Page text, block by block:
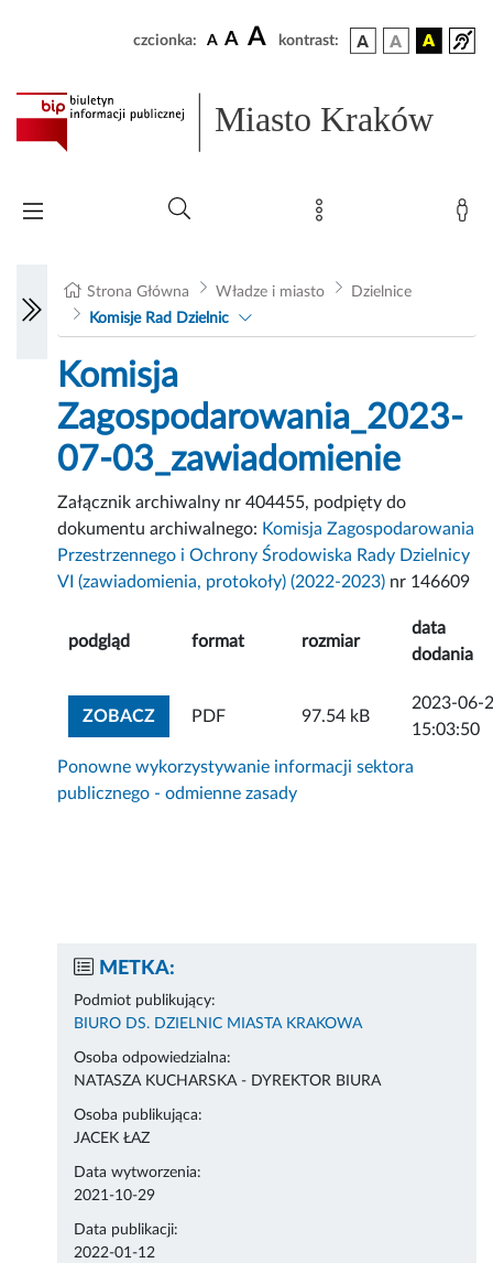
czcionka: A A A kontrast:
Miasto Kraków
Strona Główna Władze i miasto
Dzielnice
Komisje Rad Dzielnic
Komisja
Zagospodarowania_2023-
07-03_zawiadomienie
Załącznik archiwalny nr 404455, podpięty do
dokumentu archiwalnego: Komisja Zagospodarowania
Przestrzennego i Ochrony Środowiska Rady Dzielnicy
VI (zawiadomienia, protokoły) (2022-2023) nr 146609
podgląd format rozmiar
data
dodania
ZOBACZZOBACZ ZAŁĄCZNIK
PDF 97.54 kB
2023-06-
15:03:50
Ponowne wykorzystywanie informacji sektora
publicznego - odmienne zasady
METKA:
Podmiot publikujący:
BIURO DS. DZIELNIC MIASTA KRAKOWA
Osoba odpowiedzialna:
NATASZA KUCHARSKA - DYREKTOR BIURA
Osoba publikująca:
JACEK ŁAZ
Data wytworzenia:
2021-10-29
Data publikacji:
2022-01-12